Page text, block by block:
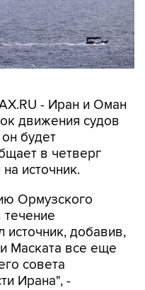
- Иран и Оман
движения судов
будет
в четверг
источник.
Ормузского
течение
источник, добавив,
Маската все еще
совета
Ирана", -